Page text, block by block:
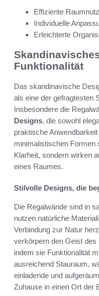
Effiziente
Individuelle
Erleichterte
Funktionalität
Das skandinavische
als eine der gefragtesten
Insbesondere die
Designs, die sowohl
praktische
minimalistischen Formen
Klarheit, sondern wirken
eines Raumes.
Stilvolle Designs, die
Die Regalwände sind in
nutzen natürliche
Verbindung zur Natur
verkörpern den Geist
indem sie Funktionalität
ausreichend Stauraum,
einladende und
Zuhause in einen Ort der